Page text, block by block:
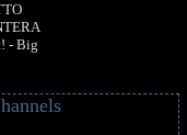
- Big